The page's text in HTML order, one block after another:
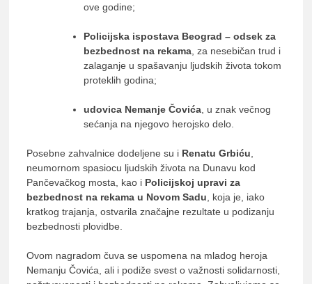
ove godine;
Policijska ispostava Beograd – odsek za
bezbednost na rekama , za nesebičan trud i
zalaganje u spašavanju ljudskih života tokom
proteklih godina;
udovica Nemanje Čovića , u znak večnog
sećanja na njegovo herojsko delo.
Posebne zahvalnice dodeljene su i Renatu Grbiću
neumornom spasiocu ljudskih života na Dunavu kod
Pančevačkog mosta, kao i Policijskoj upravi za
bezbednost na rekama u Novom Sadu , koja je, iako
kratkog trajanja, ostvarila značajne rezultate u podizanju
bezbednosti plovidbe.
Ovom nagradom čuva se uspomena na mladog heroja
Nemanju Čovića, ali i podiže svest o važnosti solidarnosti,